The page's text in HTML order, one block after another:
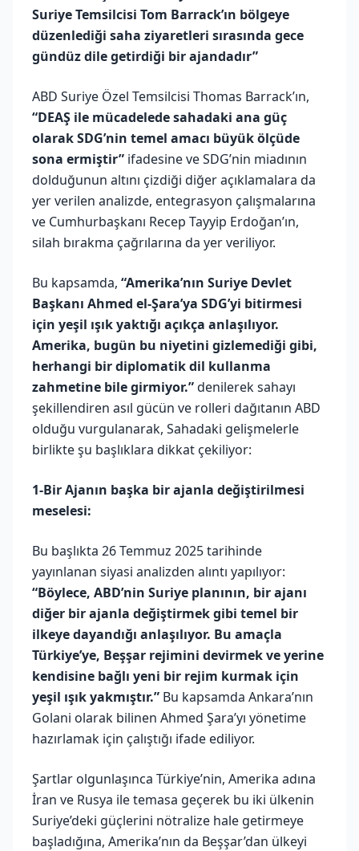
Suriye Temsilcisi Tom Barrack’ın bölgeye
düzenlediği saha ziyaretleri sırasında gece
gündüz dile getirdiği bir ajandadır”
ABD Suriye Özel Temsilcisi Thomas Barrack’ın,
“DEAŞ ile mücadelede sahadaki ana güç
olarak SDG’nin temel amacı büyük ölçüde
sona ermiştir” ifadesine ve SDG’nin miadının
dolduğunun altını çizdiği diğer açıklamalara da
yer verilen analizde, entegrasyon çalışmalarına
ve Cumhurbaşkanı Recep Tayyip Erdoğan’ın,
silah bırakma çağrılarına da yer veriliyor.
Bu kapsamda, “Amerika’nın Suriye Devlet
Başkanı Ahmed el-Şara’ya SDG’yi bitirmesi
için yeşil ışık yaktığı açıkça anlaşılıyor.
Amerika, bugün bu niyetini gizlemediği gibi,
herhangi bir diplomatik dil kullanma
zahmetine bile girmiyor.”denilerek sahayı
şekillendiren asıl gücün ve rolleri dağıtanın ABD
olduğu vurgulanarak, Sahadaki gelişmelerle
birlikte şu başlıklara dikkat çekiliyor:
1-Bir Ajanın başka bir ajanla değiştirilmesi
meselesi:
Bu başlıkta 26 Temmuz 2025 tarihinde
yayınlanan siyasi analizden alıntı yapılıyor:
“Böylece, ABD’nin Suriye planının, bir ajanı
diğer bir ajanla değiştirmek gibi temel bir
ilkeye dayandığı anlaşılıyor. Bu amaçla
Türkiye’ye, Beşşar rejimini devirmek ve yerine
kendisine bağlı yeni bir rejim kurmak için
yeşil ışık yakmıştır.” Bu kapsamda Ankara’nın
Golani olarak bilinen Ahmed Şara’yı yönetime
hazırlamak için çalıştığı ifade ediliyor.
Şartlar olgunlaşınca Türkiye’nin, Amerika adına
İran ve Rusya ile temasa geçerek bu iki ülkenin
Suriye’deki güçlerini nötralize hale getirmeye
başladığına, Amerika’nın da Beşşar’dan ülkeyi